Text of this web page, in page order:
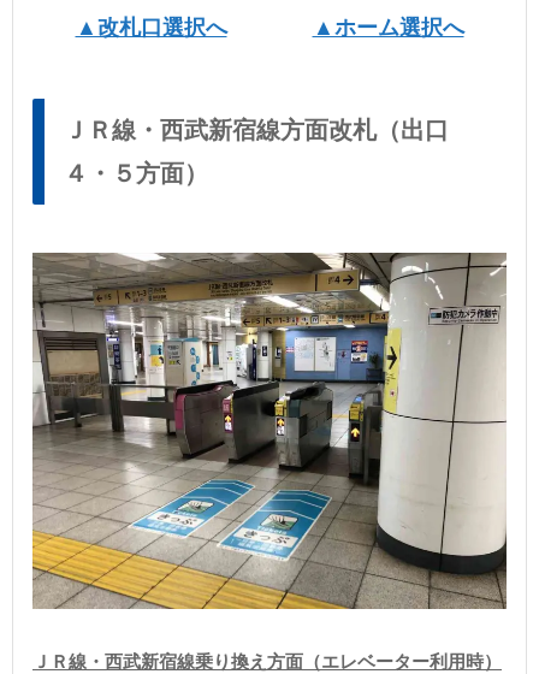
▲改札口選択へ ▲ホーム選択へ
ＪＲ線・西武新宿線方面改札（出口
４・５方面）
ＪＲ線・西武新宿線乗り換え方面（エレベーター利用時）